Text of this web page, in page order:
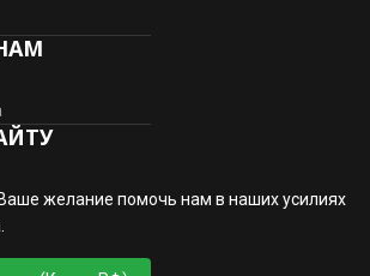
желание помочь нам в наших усилиях